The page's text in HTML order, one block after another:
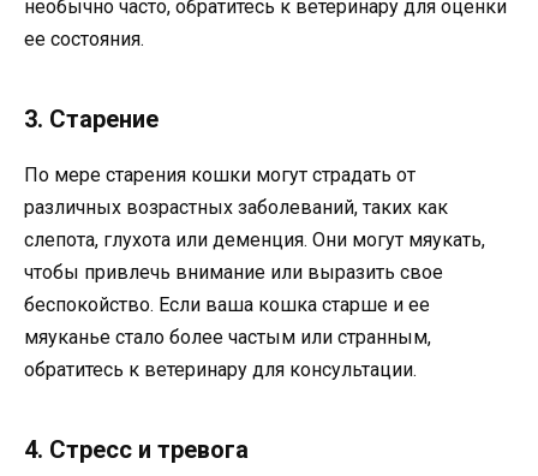
необычно часто, обратитесь к ветеринару для оценки
ее состояния.
3. Старение
По мере старения кошки могут страдать от
различных возрастных заболеваний, таких как
слепота, глухота или деменция. Они могут мяукать,
чтобы привлечь внимание или выразить свое
беспокойство. Если ваша кошка старше и ее
мяуканье стало более частым или странным,
обратитесь к ветеринару для консультации.
4. Стресс и тревога